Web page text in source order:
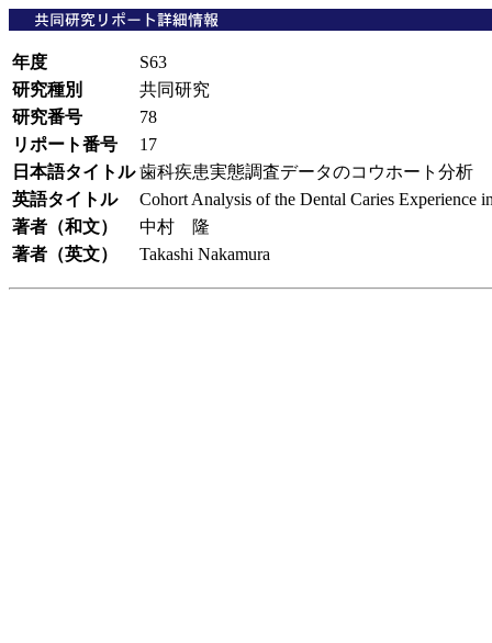
年度
S63
研究種別
共同研究
研究番号
78
リポート番号
17
日本語タイトル 歯科疾患実態調査データのコウホート分析
英語タイトル
Cohort Analysis of the Dental Caries Experience
著者（和文）
中村 隆
著者（英文）
Takashi Nakamura